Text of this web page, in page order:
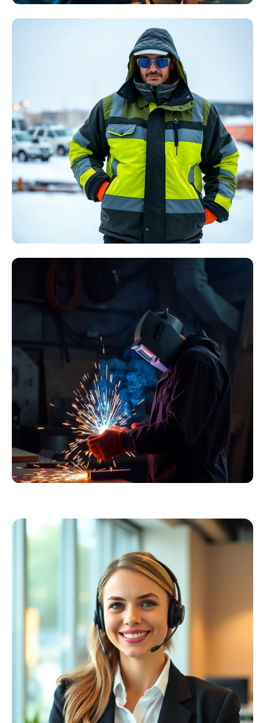
Störlichtbogen
Komplett-Sets
Winter Arbeitskleidung
Essentials
Schweißer
Profiausrüstung
Kollektion ansehen